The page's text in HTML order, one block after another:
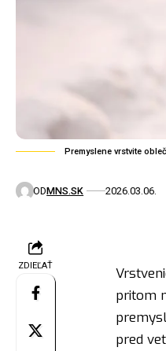
Premyslene vrstvite
ODMNS.SK 2026.03.06.
ZDIEĽAŤ
pritom
pred